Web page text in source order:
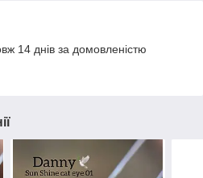
14 днів за домовленістю